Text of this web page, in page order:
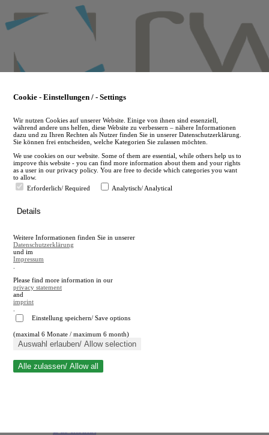
to
main
en
A
A
Suche schließen
Cookie - Einstellungen / - Settings
Wir nutzen Cookies auf unserer Website. Einige von ihnen sind essenziell,
während andere uns helfen, diese Website zu verbessern – nähere Informationen
dazu und zu Ihren Rechten als Nutzer finden Sie in unserer Datenschutzerklärung.
Sie können frei entscheiden, welche Kategorien Sie zulassen möchten.
We use cookies on our website. Some of them are essential, while others help us to
improve this website - you can find more information about them and your rights
as a user in our privacy policy. You are free to decide which categories you want
to allow.
Erforderlich/ Required
Analytisch/ Analytical
Details
Weitere Informationen finden Sie in unserer
Datenschutzerklärung
und im
Impressum
Please find more information in our
privacy statement
and
imprint
Einstellung speichern/ Save options
(maximal 6 Monate / maximum 6 month)
Auswahl erlauben/ Allow selection
Alle zulassen/ Allow all